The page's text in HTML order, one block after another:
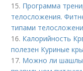
15. Программа
телосложения.
типами
16. Калорийность
полезен Куриные
17. Можно ли